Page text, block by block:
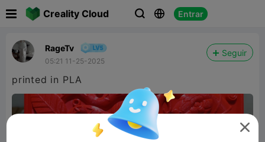
Creality Cloud   Entrar
RageTv
05:21 11-25-2025
Seguir
printed in PLA
